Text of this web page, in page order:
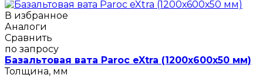
В избранное
Аналоги
Сравнить
по запросу
Базальтовая вата Paroc eXtra (1200х600х50 мм)
Толщина, мм